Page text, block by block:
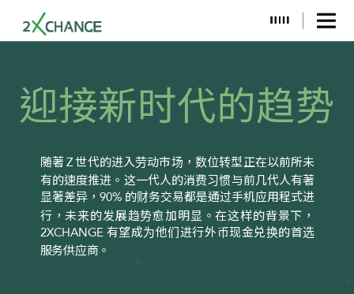
迎接新时代的趋势
随著Z世代的进入劳动市场，数位转型正在以前所未
有的速度推进。这一代人的消费习惯与前几代人有著
显著差异，90% 的财务交易都是通过手机应用程式进
行，未来的发展趋势愈加明显。在这样的背景下，
2XCHANGE有望成为他们进行外币现金兑换的首选
服务供应商。